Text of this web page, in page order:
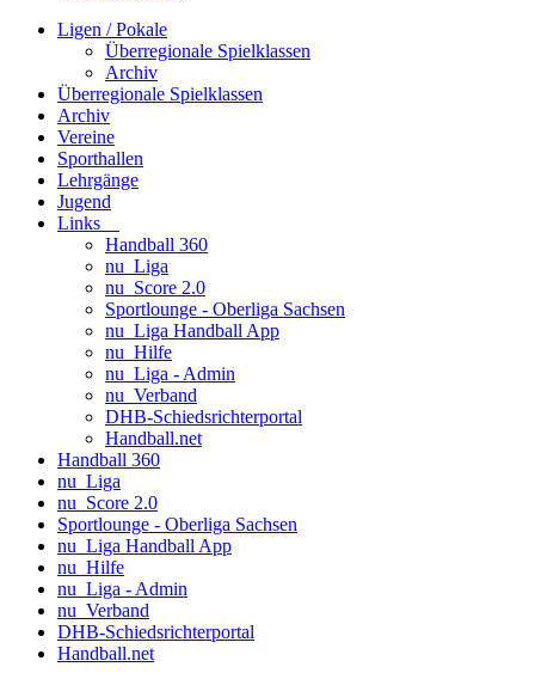
Ligen / Pokale
Überregionale Spielklassen
Archiv
Überregionale Spielklassen
Archiv
Vereine
Sporthallen
Lehrgänge
Jugend
Links
Handball 360
nu_Liga
nu_Score 2.0
Sportlounge - Oberliga Sachsen
nu_Liga Handball App
nu_Hilfe
nu_Liga - Admin
nu_Verband
DHB-Schiedsrichterportal
Handball.net
Handball 360
nu_Liga
nu_Score 2.0
Sportlounge - Oberliga Sachsen
nu_Liga Handball App
nu_Hilfe
nu_Liga - Admin
nu_Verband
DHB-Schiedsrichterportal
Handball.net